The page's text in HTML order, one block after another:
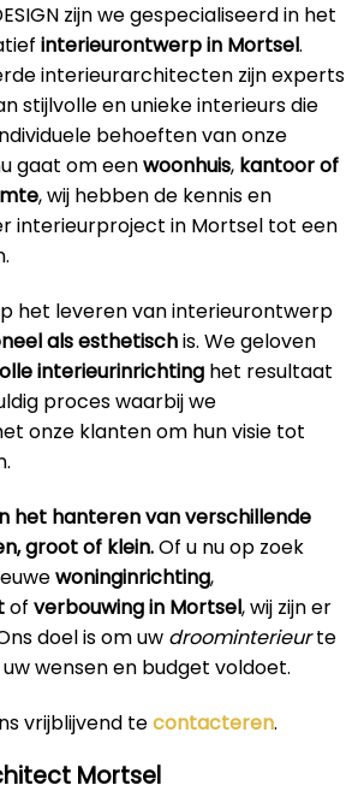
zijn we gespecialiseerd in het
interieurontwerp in Mortsel.
interieurarchitecten zijn experts
stijlvolle en unieke interieurs die
behoeften van onze
gaat om eenwoonhuis, kantoorof
, wij hebben de kennis en
interieurproject in Mortsel tot een
het leveren van interieurontwerp
als esthetischis. We geloven
interieurinrichting het resultaat
proces waarbij we
onze klanten om hun visie tot
het hanteren van verschillende
groot of klein.Of u nu op zoek
woninginrichting,
of verbouwing in Mortsel, wij zijn er
doel is om uw droominterieurte
wensen en budget voldoet.
vrijblijvend tecontacteren.
Mortsel